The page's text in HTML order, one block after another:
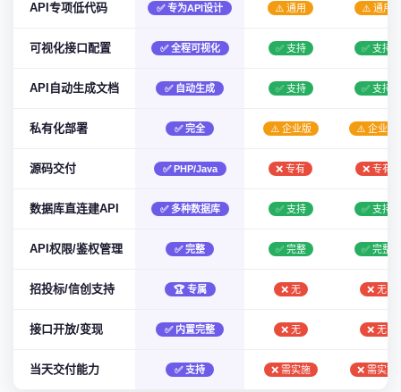
API专项低代码 ✅ 专为API设计 ⚠️ 通用 ⚠️ 通用
可视化接口配置 ✅ 全程可视化 ✅ 支持 ✅ 支持
API自动生成文档 ✅ 自动生成 ✅ 支持 ✅ 支持
私有化部署 ✅ 完全 ⚠️ 企业版 ⚠️ 企业版
源码交付 ✅ PHP/Java ❌ 专有 ❌ 专有
数据库直连建API ✅ 多种数据库 ✅ 支持 ✅ 支持
API权限/鉴权管理 ✅ 完整 ✅ 完整 ✅ 完整
招投标/信创支持 🏆 专属 ❌ 无 ❌ 无
接口开放/变现 ✅ 内置完整 ❌ 无 ❌ 无
当天交付能力 ✅ 支持 ❌ 需实施 ❌ 需实施